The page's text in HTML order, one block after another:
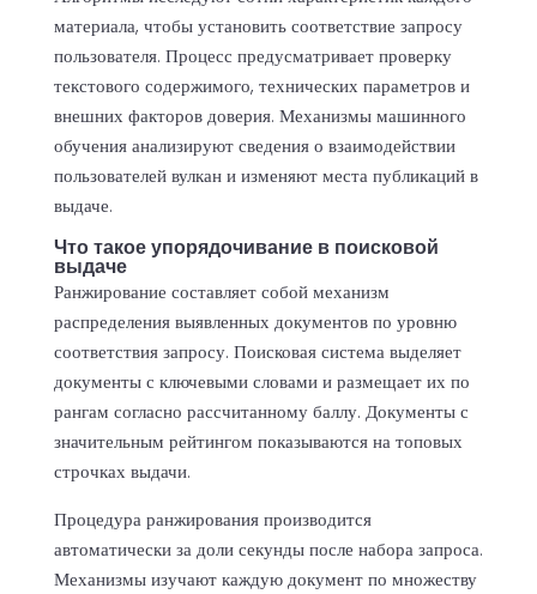
материала, чтобы установить соответствие запросу
пользователя. Процесс предусматривает проверку
текстового содержимого, технических параметров и
внешних факторов доверия. Механизмы машинного
обучения анализируют сведения о взаимодействии
пользователей вулкан и изменяют места публикаций в
выдаче.
Что такое упорядочивание в поисковой
выдаче
Ранжирование составляет собой механизм
распределения выявленных документов по уровню
соответствия запросу. Поисковая система выделяет
документы с ключевыми словами и размещает их по
рангам согласно рассчитанному баллу. Документы с
значительным рейтингом показываются на топовых
строчках выдачи.
Процедура ранжирования производится
автоматически за доли секунды после набора запроса.
Механизмы изучают каждую документ по множеству